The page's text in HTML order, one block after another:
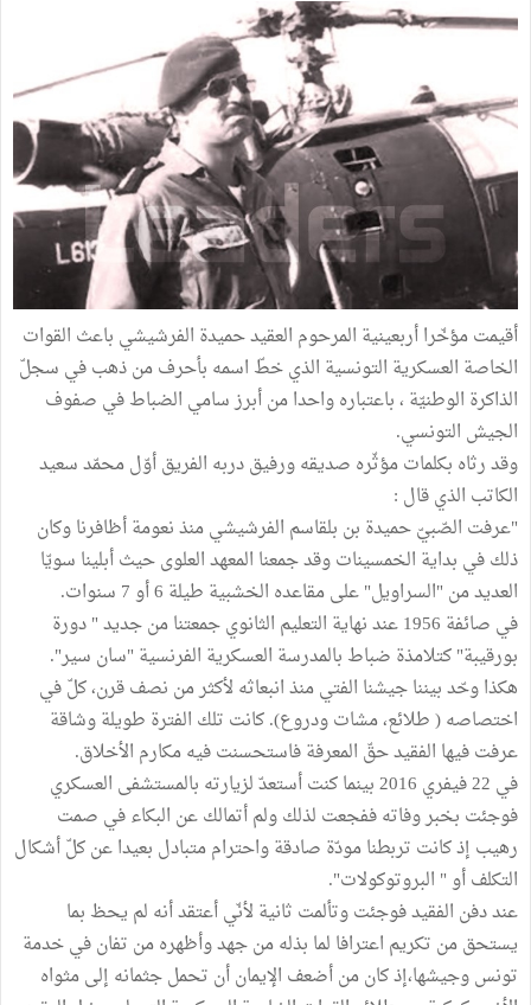
أقيمت مؤخّرا أربعينية المرحوم العقيد حميدة الفرشيشي باعث القوات
الخاصة العسكرية التونسية الذي خطّ اسمه بأحرف من ذهب في سجلّ
الذاكرة الوطنيّة ، باعتباره واحدا من أبرز سامي الضباط في صفوف
الجيش التونسي.
وقد رثاه بكلمات مؤثّره صديقه ورفيق دربه الفريق أوّل محمّد سعيد
الكاتب الذي قال :
"عرفت الصّبيّ حميدة بن بلقاسم الفرشيشي منذ نعومة أظافرنا وكان
ذلك في بداية الخمسينات وقد جمعنا المعهد العلوى حيث أبلينا سويّا
العديد من "السراويل" على مقاعده الخشبية طيلة 6 أو 7 سنوات.
في صائفة 1956 عند نهاية التعليم الثانوي جمعتنا من جديد " دورة
بورقيبة" كتلامذة ضباط بالمدرسة العسكرية الفرنسية "سان سير".
هكذا وحّد بيننا جيشنا الفتي منذ انبعاثه لأكثر من نصف قرن، كلّ في
اختصاصه ( طلائع، مشات ودروع). كانت تلك الفترة طويلة وشاقة
عرفت فيها الفقيد حقّ المعرفة فاستحسنت فيه مكارم الأخلاق.
في 22 فيفري 2016 بينما كنت أستعدّ لزيارته بالمستشفى العسكري
فوجئت بخبر وفاته ففجعت لذلك ولم أتمالك عن البكاء في صمت
رهيب إذ كانت تربطنا مودّة صادقة واحترام متبادل بعيدا عن كلّ أشكال
التكلف أو " البروتوكولات".
عند دفن الفقيد فوجئت وتألمت ثانية لأنّي أعتقد أنه لم يحظ بما
يستحق من تكريم اعترافا لما بذله من جهد وأظهره من تفان في خدمة
تونس وجيشها،إذ كان من أضعف الإيمان أن تحمل جثمانه إلى مثواه